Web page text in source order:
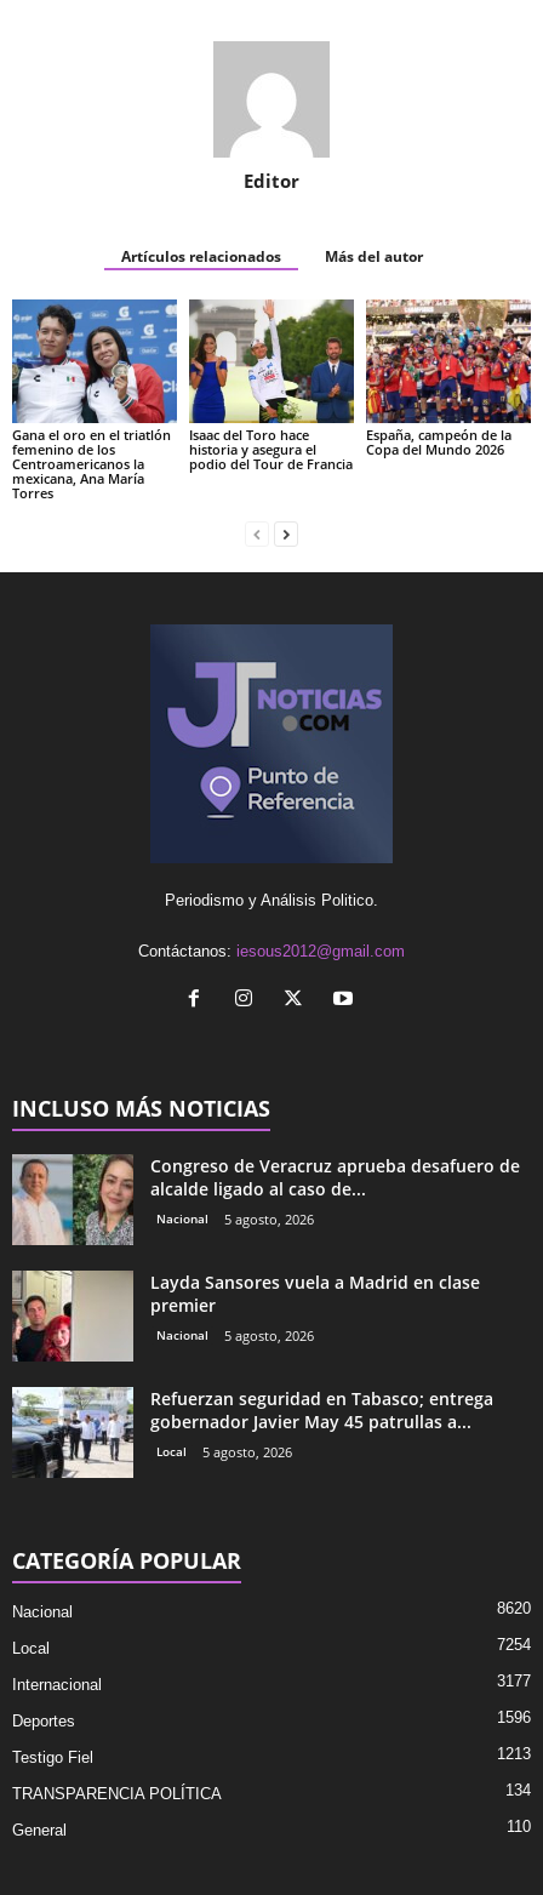
Editor
Artículos relacionados Más del autor
Gana el oro en el triatlón
femenino de los
Centroamericanos la
mexicana, Ana María
Torres
Isaac del Toro hace
historia y asegura el
podio del Tour de Francia
España, campeón de la
Copa del Mundo 2026
Periodismo y Análisis Politico.
Contáctanos: iesous2012@gmail.com
INCLUSO MÁS NOTICIAS
Congreso de Veracruz aprueba desafuero de
alcalde ligado al caso de...
Nacional 5 agosto, 2026
Layda Sansores vuela a Madrid en clase
premier
Nacional 5 agosto, 2026
Refuerzan seguridad en Tabasco; entrega
gobernador Javier May 45 patrullas a...
Local 5 agosto, 2026
CATEGORÍA POPULAR
Nacional 8620
Local 7254
Internacional 3177
Deportes 1596
Testigo Fiel 1213
TRANSPARENCIA POLÍTICA 134
General 110